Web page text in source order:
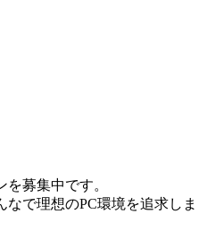
を募集中です。
で理想のPC環境を追求しま